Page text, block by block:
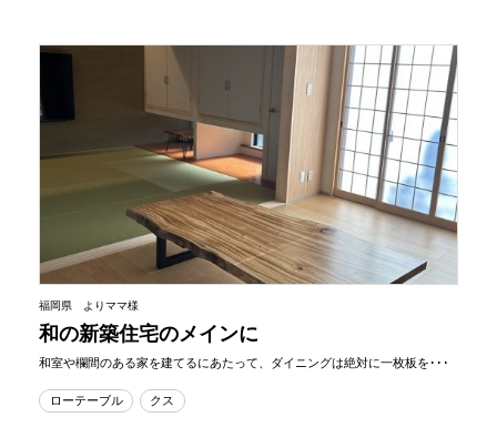
福岡県 よりママ様
和の新築住宅のメインに
和室や欄間のある家を建てるにあたって、ダイニングは絶対に一枚板を･･･
ローテーブル クス